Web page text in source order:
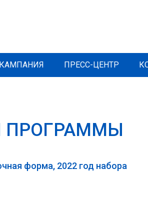
ПРЕСС-ЦЕНТР
ПРОГРАММЫ
форма, 2022 год набора